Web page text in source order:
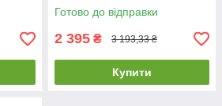
Готово до відправки
2 395 ₴ 3 193,33 ₴
Купити